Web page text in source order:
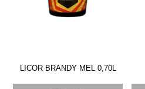
LICOR BRANDY MEL 0,70L